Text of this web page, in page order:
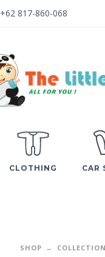
+62 817-860-068
CLOTHING CAR
SHOP COLLECTION